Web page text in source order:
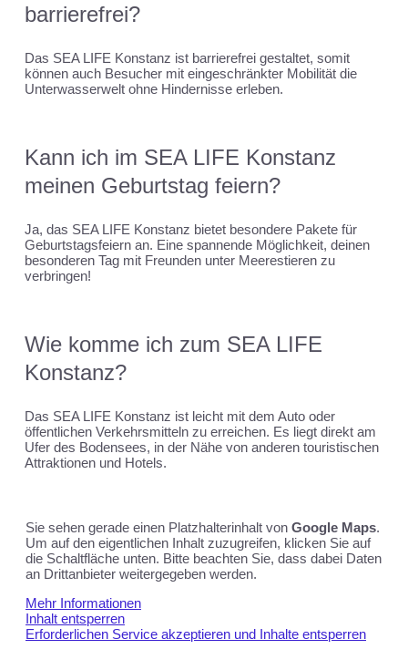
barrierefrei?
Das SEA LIFE Konstanz ist barrierefrei gestaltet, somit
können auch Besucher mit eingeschränkter Mobilität die
Unterwasserwelt ohne Hindernisse erleben.
Kann ich im SEA LIFE Konstanz
meinen Geburtstag feiern?
Ja, das SEA LIFE Konstanz bietet besondere Pakete für
Geburtstagsfeiern an. Eine spannende Möglichkeit, deinen
besonderen Tag mit Freunden unter Meerestieren zu
verbringen!
Wie komme ich zum SEA LIFE
Konstanz?
Das SEA LIFE Konstanz ist leicht mit dem Auto oder
öffentlichen Verkehrsmitteln zu erreichen. Es liegt direkt am
Ufer des Bodensees, in der Nähe von anderen touristischen
Attraktionen und Hotels.
Sie sehen gerade einen Platzhalterinhalt von Google Maps.
Um auf den eigentlichen Inhalt zuzugreifen, klicken Sie auf
die Schaltfläche unten. Bitte beachten Sie, dass dabei Daten
an Drittanbieter weitergegeben werden.
Mehr Informationen
Inhalt entsperren
Erforderlichen Service akzeptieren und Inhalte entsperren